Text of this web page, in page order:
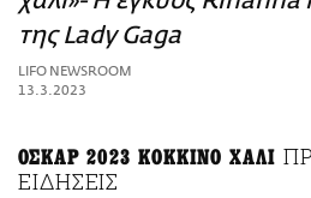
ΑΜΠΑ
PRINT
της Lady Gaga
LIFO NEWSROOM
13.3.2023
ΟΣΚΑΡ 2023 ΚΟΚΚΙΝΟ ΧΑΛΙ
ΕΙΔΗΣΕΙΣ